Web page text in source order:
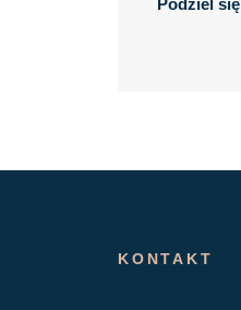
Podziel się
KONTAKT